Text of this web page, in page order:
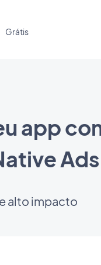
Grátis
app
Ads
alto impacto